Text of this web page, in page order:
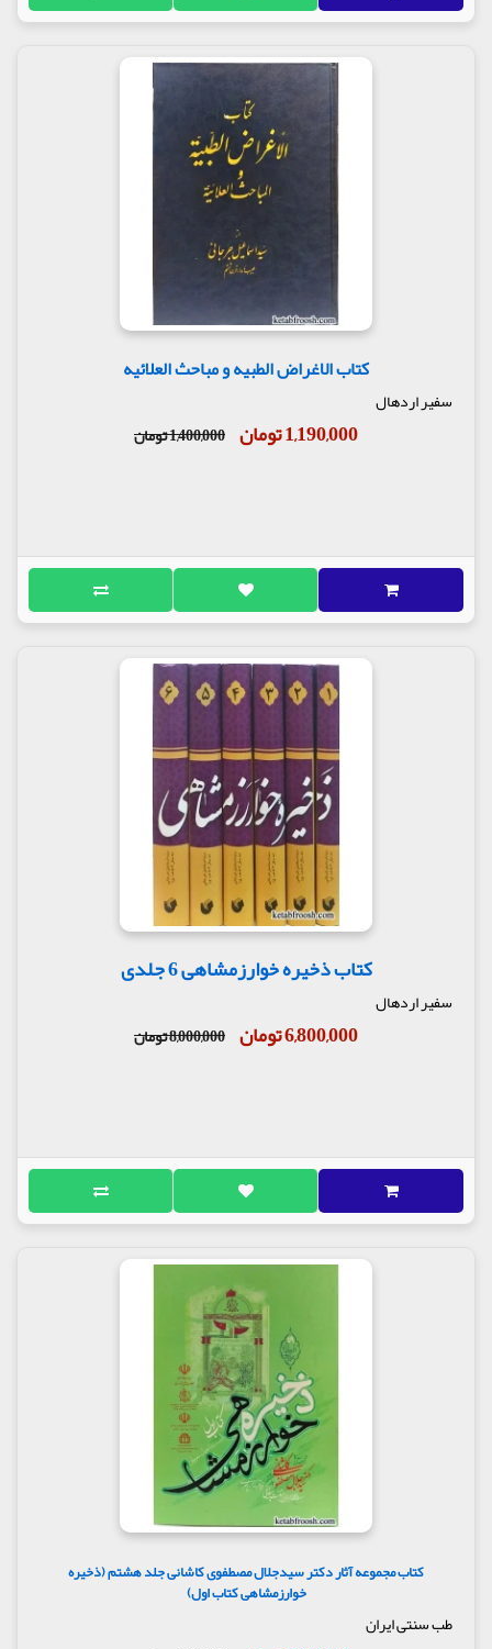
کتاب الاغراض الطبیه و مباحث العلائیه
سفیر اردهال
1,190,000 تومان 1,400,000 تومان
کتاب ذخیره خوارزمشاهی 6 جلدی
سفیر اردهال
6,800,000 تومان 8,000,000 تومان
کتاب مجموعه آثار دکتر سیدجلال مصطفوی کاشانی جلد هشتم (ذخیره
خوارزمشاهی کتاب اول)
طب سنتی ایران